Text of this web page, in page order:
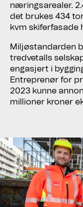
næringsarealer.
det brukes 434
kvm skiferfasade
Miljøstandarden
tredvetalls
engasjert i
Entreprenør for
2023 kunne
millioner kroner